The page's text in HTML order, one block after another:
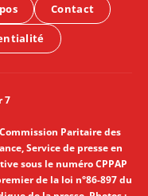
Contact
7
Paritaire des
Service de presse en
sous le numéro CPPAP
de la loi n°86-897 du